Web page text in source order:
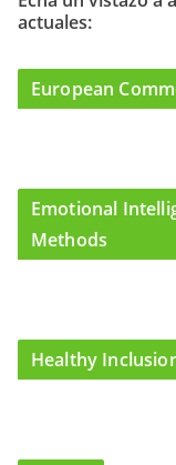
o
r
m
actuales:
European
Emotional
Methods
Healthy